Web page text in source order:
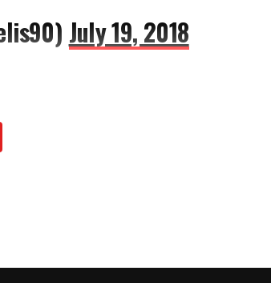
July 19, 2018